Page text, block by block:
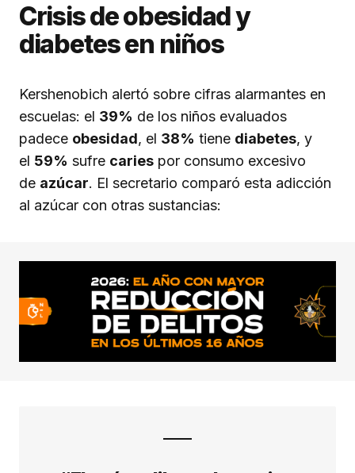
Crisis de obesidad y
diabetes en niños
Kershenobich alertó sobre cifras alarmantes en
escuelas: el 39% de los niños evaluados
padece obesidad, el 38% tiene diabetes, y
el 59% sufre caries por consumo excesivo
de azúcar. El secretario comparó esta adicción
al azúcar con otras sustancias: